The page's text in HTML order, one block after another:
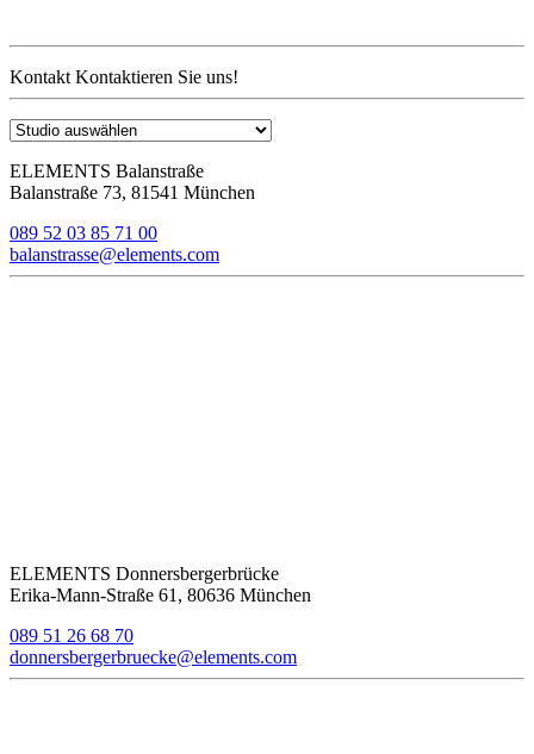
Kontakt Kontaktieren Sie uns!
ELEMENTS Balanstraße
Balanstraße 73, 81541 München
089 52 03 85 71 00
balanstrasse@elements.com
ELEMENTS Donnersbergerbrücke
Erika-Mann-Straße 61, 80636 München
089 51 26 68 70
donnersbergerbruecke@elements.com